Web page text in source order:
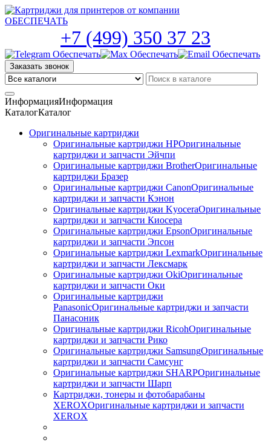
Skip
to
+7 (499) 350 37 23
Заказать звонок
ИнформацияИнформация
КаталогКаталог
Оригинальные картриджи
Оригинальные картриджи HPОригинальные
картриджи и запчасти Эйчпи
Оригинальные картриджи BrotherОригинальные
картриджи Бразер
Оригинальные картриджи CanonОригинальные
картриджи и запчасти Кэнон
Оригинальные картриджи KyoceraОригинальные
картриджи и запчасти Киосера
Оригинальные картриджи EpsonОригинальные
картриджи и запчасти Эпсон
Оригинальные картриджи LexmarkОригинальные
картриджи и запчасти Лексмарк
Оригинальные картриджи ОkiОригинальные
картриджи и запчасти Оки
Оригинальные картриджи
PanasonicОригинальные картриджи и запчасти
Панасоник
Оригинальные картриджи RicohОригинальные
картриджи и запчасти Рико
Оригинальные картриджи SamsungОригинальные
картриджи и запчасти Самсунг
Оригинальные картриджи SHARPОригинальные
картриджи и запчасти Шарп
Картриджи, тонеры и фотобарабаны
XEROXОригинальные картриджи и запчасти
XEROX